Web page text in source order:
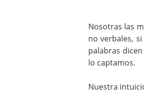
Nosotras las
no verbales,
palabras
lo captamos.
Nuestra